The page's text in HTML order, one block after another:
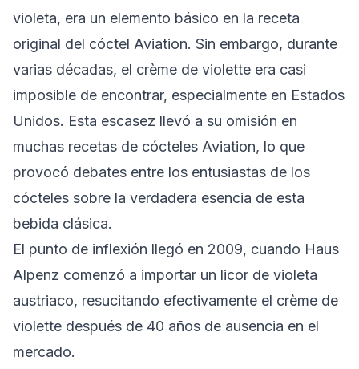
violeta, era un elemento básico en la receta
original del cóctel Aviation. Sin embargo, durante
varias décadas, el crème de violette era casi
imposible de encontrar, especialmente en Estados
Unidos. Esta escasez llevó a su omisión en
muchas recetas de cócteles Aviation, lo que
provocó debates entre los entusiastas de los
cócteles sobre la verdadera esencia de esta
bebida clásica.
El punto de inflexión llegó en 2009, cuando Haus
Alpenz comenzó a importar un licor de violeta
austriaco, resucitando efectivamente el crème de
violette después de 40 años de ausencia en el
mercado.